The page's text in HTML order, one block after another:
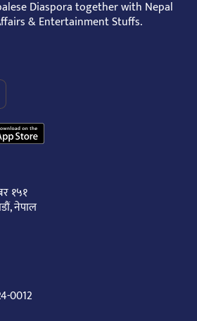
Diaspora together with Nepal
& Entertainment Stuffs.
१५१
नेपाल
0012